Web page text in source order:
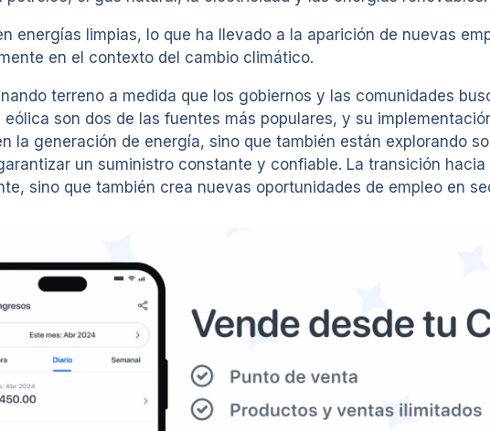
energías limpias, lo que ha llevado a la aparición de nuevas
en el contexto del cambio climático.
terreno a medida que los gobiernos y las comunidades
son dos de las fuentes más populares, y su
la generación de energía, sino que también están explorando
un suministro constante y confiable. La transición
sino que también crea nuevas oportunidades de empleo en